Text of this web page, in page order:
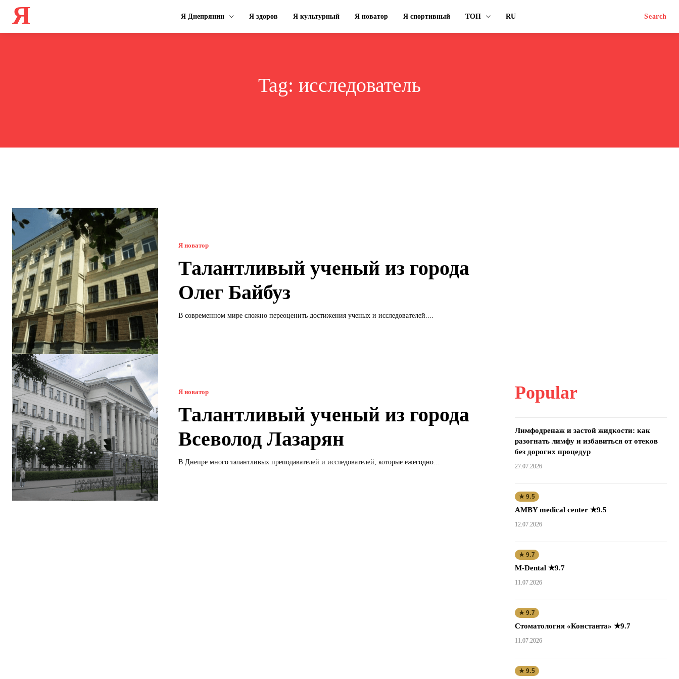
Я Я Днепрянин Я здоров Я культурный Я новатор Я спортивный ТОП RU Search
Tag: исследователь
Я новатор
Талантливый ученый из города
Олег Байбуз
В современном мире сложно переоценить достижения ученых и исследователей....
Я новатор
Талантливый ученый из города
Всеволод Лазарян
В Днепре много талантливых преподавателей и исследователей, которые ежегодно...
Popular
Лимфодренаж и застой жидкости: как
разогнать лимфу и избавиться от отеков
без дорогих процедур
27.07.2026
★ 9.5
AMBY medical center ★9.5
12.07.2026
★ 9.7
M-Dental ★9.7
11.07.2026
★ 9.7
Стоматология «Константа» ★9.7
11.07.2026
★ 9.5